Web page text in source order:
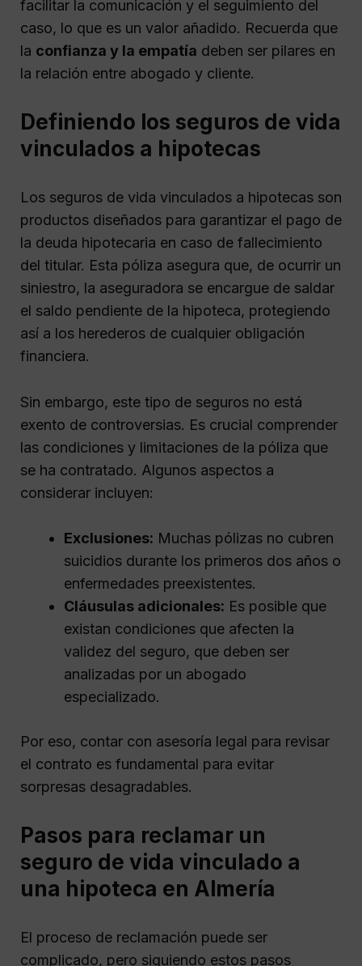
facilitar la comunicación y el seguimiento del
caso, lo que es un valor añadido. Recuerda que
la confianza y la empatía deben ser pilares en
la relación entre abogado y cliente.
Definiendo los seguros de vida
vinculados a hipotecas
Los seguros de vida vinculados a hipotecas son
productos diseñados para garantizar el pago de
la deuda hipotecaria en caso de fallecimiento
del titular. Esta póliza asegura que, de ocurrir un
siniestro, la aseguradora se encargue de saldar
el saldo pendiente de la hipoteca, protegiendo
así a los herederos de cualquier obligación
financiera.
Sin embargo, este tipo de seguros no está
exento de controversias. Es crucial comprender
las condiciones y limitaciones de la póliza que
se ha contratado. Algunos aspectos a
considerar incluyen:
Exclusiones: Muchas pólizas no cubren
suicidios durante los primeros dos años o
enfermedades preexistentes.
Cláusulas adicionales: Es posible que
existan condiciones que afecten la
validez del seguro, que deben ser
analizadas por un abogado
especializado.
Por eso, contar con asesoría legal para revisar
el contrato es fundamental para evitar
sorpresas desagradables.
Pasos para reclamar un
seguro de vida vinculado a
una hipoteca en Almería
El proceso de reclamación puede ser
complicado, pero siguiendo estos pasos